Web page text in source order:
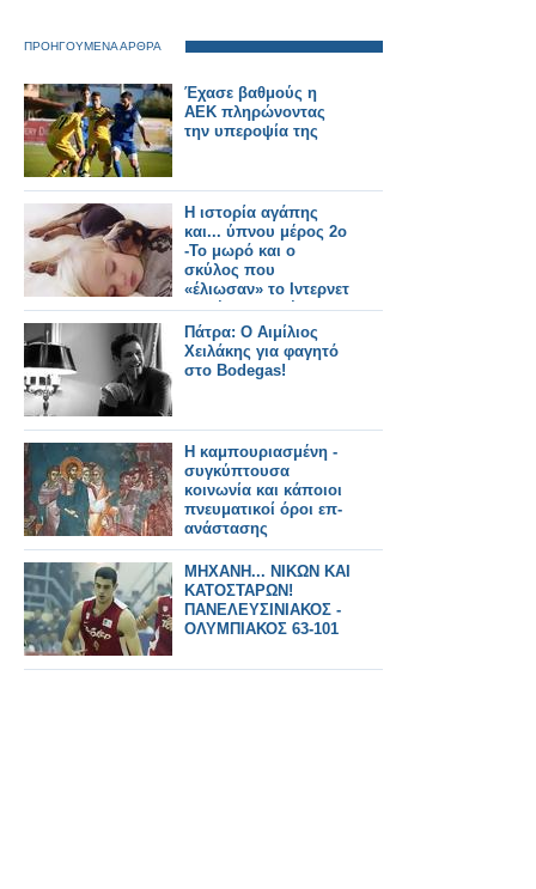
ΠΡΟΗΓΟΥΜΕΝΑ ΑΡΘΡΑ
Έχασε βαθμούς η
ΑΕΚ πληρώνοντας
την υπεροψία της
Η ιστορία αγάπης
και... ύπνου μέρος 2ο
-Το μωρό και ο
σκύλος που
«έλιωσαν» το Ιντερνετ
σε νέες περιπέτειες
[εικόνες]
Πάτρα: O Αιμίλιος
Χειλάκης για φαγητό
στο Bodegas!
Η καμπουριασμένη -
συγκύπτουσα
κοινωνία και κάποιοι
πνευματικοί όροι επ-
ανάστασης
ΜΗΧΑΝΗ... ΝΙΚΩΝ ΚΑΙ
ΚΑΤΟΣΤΑΡΩΝ!
ΠΑΝΕΛΕΥΣΙΝΙΑΚΟΣ -
ΟΛΥΜΠΙΑΚΟΣ 63-101